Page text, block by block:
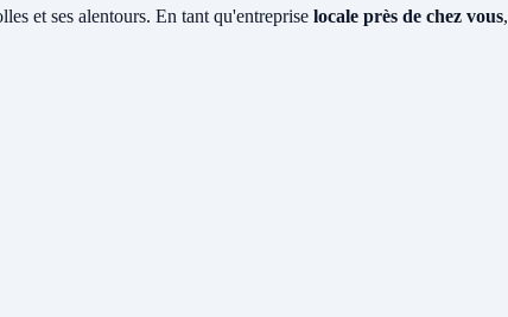
et ses alentours. En tant qu'entreprise locale près de chez vous